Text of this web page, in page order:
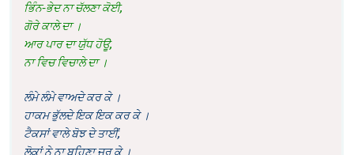
ਭਿੰਨ-ਭੇਦ ਨਾ ਚੱਲਣਾ ਕੋਈ,
ਗੋਰੇ ਕਾਲੇ ਦਾ ।
ਆਰ ਪਾਰ ਦਾ ਯੁੱਧ ਹੋਊ,
ਨਾ ਵਿਚ ਵਿਚਾਲੇ ਦਾ ।
ਲੰਮੇ ਲੰਮੇ ਵਾਅਦੇ ਕਰ ਕੇ ।
ਹਾਕਮ ਭੁੱਲਦੇ ਇਕ ਇਕ ਕਰ ਕੇ ।
ਟੈਕਸਾਂ ਵਾਲੇ ਬੋਝ ਦੇ ਤਾਈਂ,
ਲੋਕਾਂ ਨੇ ਨਾ ਬਹਿਣਾ ਜਰ ਕੇ ।